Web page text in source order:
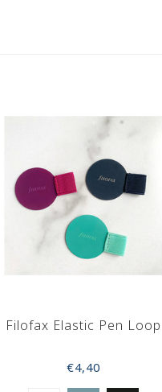
Filofax Elastic Pen Loop
€4,40